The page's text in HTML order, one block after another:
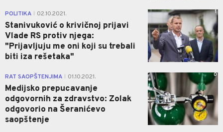
POLITIKA 02.10.2021.
Stanivuković o krivičnoj prijavi
Vlade RS protiv njega:
"Prijavljuju me oni koji su trebali
biti iza rešetaka"
1
RAT SAOPŠTENJIMA 01.10.2021.
Medijsko prepucavanje
odgovornih za zdravstvo: Zolak
odgovorio na Šeranićevo
saopštenje
0